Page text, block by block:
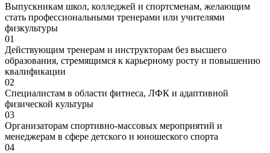
Выпускникам школ, колледжей и спортсменам, желающим
стать профессиональными тренерами или учителями
физкультуры
01
Действующим тренерам и инструкторам без высшего
образования, стремящимся к карьерному росту и повышению
квалификации
02
Специалистам в области фитнеса, ЛФК и адаптивной
физической культуры
03
Организаторам спортивно-массовых мероприятий и
менеджерам в сфере детского и юношеского спорта
04